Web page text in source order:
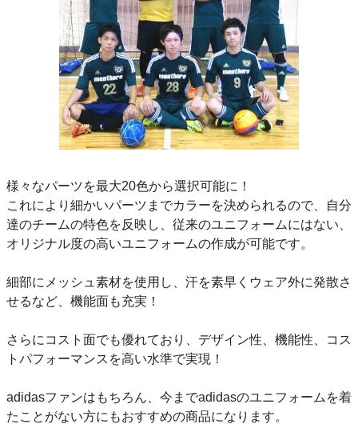
様々なパーツを最大20色から選択可能に！
これにより細かいパーツまでカラーを決められるので、自分
達のチームの特色を反映し、従来のユニフォームにはない、
オリジナル度の高いユニフォームの作成が可能です。
細部にメッシュ素材を使用し、汗を素早くウェア外に発散さ
せるなど、機能面も充実！
さらにコスト面でも優れており、デザイン性、機能性、コス
トパフォーマンスを高い水準で実現！
adidasファンはもちろん、今までadidasのユニフォームを着
たことがない方にもおすすめの商品になります。